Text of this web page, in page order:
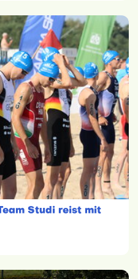
Studi reist mit